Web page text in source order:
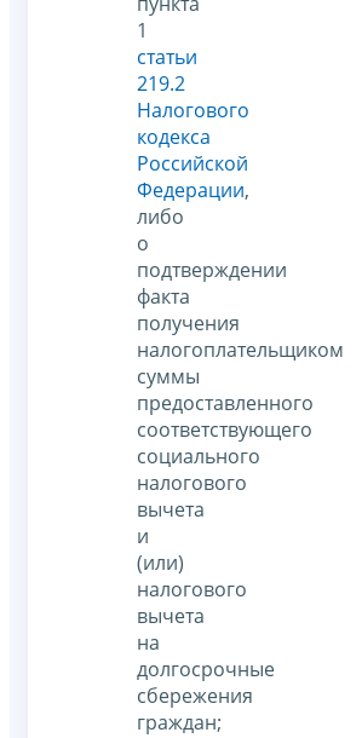
1
статьи
219.2
Налогового
кодекса
Российской
Федерации,
либо
о
подтверждении
факта
получения
налогоплательщиком
суммы
предоставленного
соответствующего
социального
налогового
вычета
и
(или)
налогового
вычета
на
долгосрочные
сбережения
граждан;